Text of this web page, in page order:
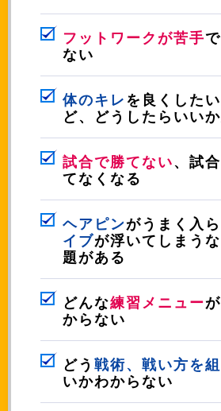
フットワークが苦手
ない
体のキレ を良くした
ど、どうしたらいい
試合で勝てない、試
てなくなる
ヘアピンがうまく入ら
イブが浮いてしまう
題がある
どんな練習メニュー
からない
どう 戦術、戦い方を
いかわからない